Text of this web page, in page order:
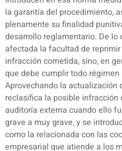
la garantía del procedimiento,
plenamente su finalidad
desarrollo reglamentario. De lo
afectada la facultad de
infracción cometida, sino, en
que debe cumplir todo régimen
Aprovechando la actualización
reclasifica la posible infracción
auditoría externa cuando ello
grave a muy grave, y se
como la relacionada con las
empresarial que atiende a los